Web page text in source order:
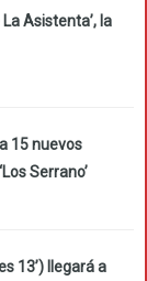
Asistenta’, la
15 nuevos
Serrano’
13’) llegará a